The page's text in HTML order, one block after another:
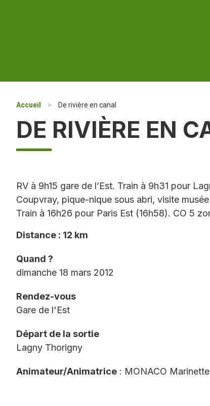
Accueil > De rivière en canal
DE RIVIÈRE EN
RV à 9h15 gare de l’Est. Train à 9h31 pour
Coupvray, pique-nique sous abri, visite
Train à 16h26 pour Paris Est (16h58). CO 5
Distance : 12 km
Quand ?
dimanche 18 mars 2012
Rendez-vous
Gare de l'Est
Départ de la sortie
Lagny Thorigny
Animateur/Animatrice : MONACO Marinette